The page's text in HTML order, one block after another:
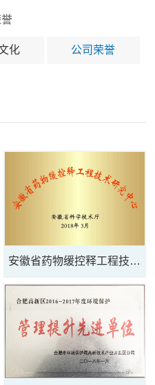
化 公司荣誉
安徽省药物缓控释工程技术